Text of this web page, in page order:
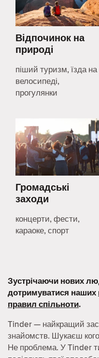
Відпочинок на
природі
піший туризм, їзда на
велосипеді,
прогулянки
Громадські
заходи
концерти, фести,
караоке, спорт
Зустрічаючи нових
дотримуватися наших
правил спільноти.
Tinder — найкращий
знайомств. Шукаєш
Не проблема. У Tinder